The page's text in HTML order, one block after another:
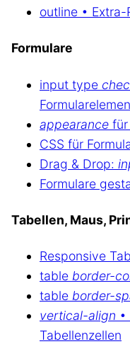
outline • Extra-
Formulare
input type
appearance für
CSS für
Drag & Drop:
Formulare
Tabellen, Maus,
Responsive
table border-
table border-
vertical-align
Tabellenzellen